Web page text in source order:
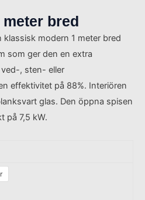
bred
klassisk modern 1 meter bred
som ger den en extra
, sten- eller
effektivitet på 88%. Interiören
glas. Den öppna spisen
på 7,5 kW.